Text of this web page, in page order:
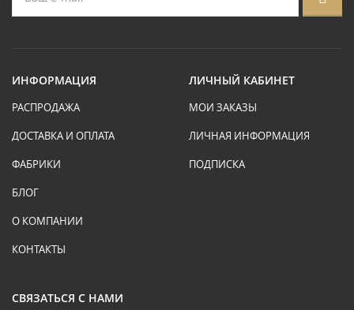
ИНФОРМАЦИЯ
РАСПРОДАЖА
ДОСТАВКА И ОПЛАТА
ФАБРИКИ
БЛОГ
О КОМПАНИИ
КОНТАКТЫ
ЛИЧНЫЙ КАБИНЕТ
МОИ ЗАКАЗЫ
ЛИЧНАЯ ИНФОРМАЦИЯ
ПОДПИСКА
СВЯЗАТЬСЯ С НАМИ